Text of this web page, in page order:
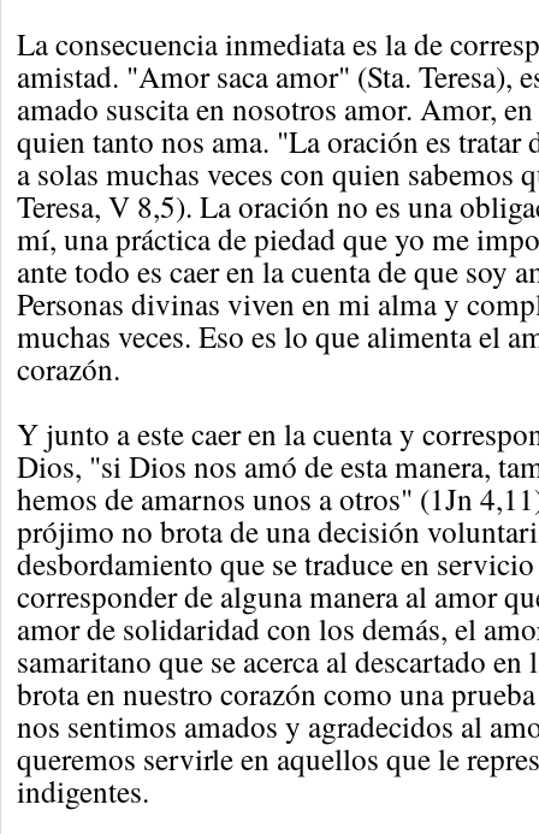
La consecuencia inmediata es la de
amistad. "Amor saca amor" (Sta. Teresa),
amado suscita en nosotros amor. Amor,
quien tanto nos ama. "La oración es tratar
a solas muchas veces con quien sabemos
Teresa, V 8,5). La oración no es una
mí, una práctica de piedad que yo me
ante todo es caer en la cuenta de que soy
Personas divinas viven en mi alma y
muchas veces. Eso es lo que alimenta el
corazón.
Y junto a este caer en la cuenta y
Dios, "si Dios nos amó de esta manera,
hemos de amarnos unos a otros" (1Jn
prójimo no brota de una decisión
desbordamiento que se traduce en
corresponder de alguna manera al amor
amor de solidaridad con los demás, el
samaritano que se acerca al descartado
brota en nuestro corazón como una
nos sentimos amados y agradecidos al
queremos servirle en aquellos que le
indigentes.